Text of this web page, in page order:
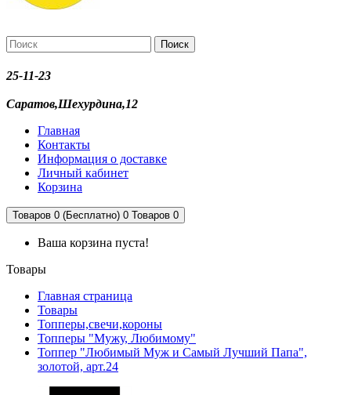
Поиск
25-11-23
Саратов,Шехурдина,12
Главная
Контакты
Информация о доставке
Личный кабинет
Корзина
Товаров 0 (Бесплатно) 0 Товаров 0
Ваша корзина пуста!
Товары
Главная страница
Товары
Топперы,свечи,короны
Топперы "Мужу, Любимому"
Топпер "Любимый Муж и Самый Лучший Папа",
золотой, арт.24